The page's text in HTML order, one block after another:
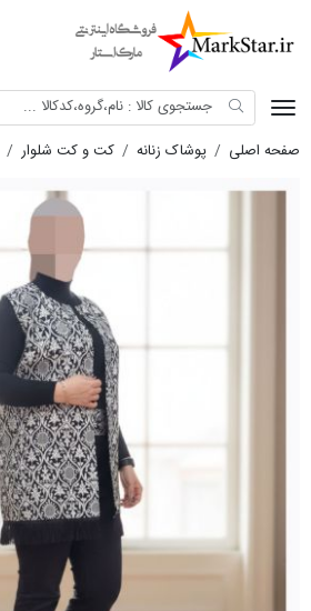
صفحه اصلی پوشاک زنانه کت و کت شلوار